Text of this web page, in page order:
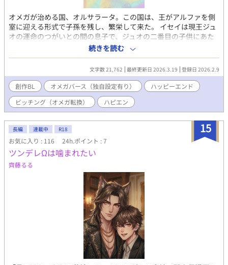
オメガが治める国、オルサラータ。この国は、王がアルファを側
室に迎える形式で子孫を残し、繁栄して来た。 イセイは現王ジュ
オの運命のつがいとの間の息子で、ジュオの二番目の子供にあた
る。彼には兄が一人と弟が二人いるのだが、その弟の父であるイ
ファに長年恋心を寄せていた。 しかし、実父の側室であり、弟た
ちの父親である人を奪ってまで幸せになる事など出来ないと思
い、一度もその想いを告げたことはなかった。そして、成人後に
は遠くの領地をもらい、イファから離れる道を選ぶと決めてい
る。そうして想いに蓋をしたまま、彼は成人の日を迎えた。 祝宴
の日の朝、正装をした四兄弟は杯を交わし、これからも変わらず
にいることを誓い合おうとしていた。すると、その杯を飲み干し
たイセイは、そのままその場に倒れ込んでしまう。 暗殺かと思わ
れたその出来事は、イセイが翌日目を覚ましたことで杞憂に終わ
ったのだが、目覚めたイセイはなぜかオメガになっていて……。
秘めた想いが絡まり合い、真っ直ぐに繋がれない恋。 不器用な二
人が番うまでの日々を綴る、訳ありオメガバース。
続きを読む
文字数 21,762 最終更新日 2026.3.19 登録日 2026.2.9
創作BL オメガバース（独自設定有り）
ハッピーエンド
ビッチング（オメガ転換）
ハピエン
15
長編 連載中 R18
お気に入り : 116 24h.ポイント : 7
ツンデレΩは噛まれたい
齊藤るる